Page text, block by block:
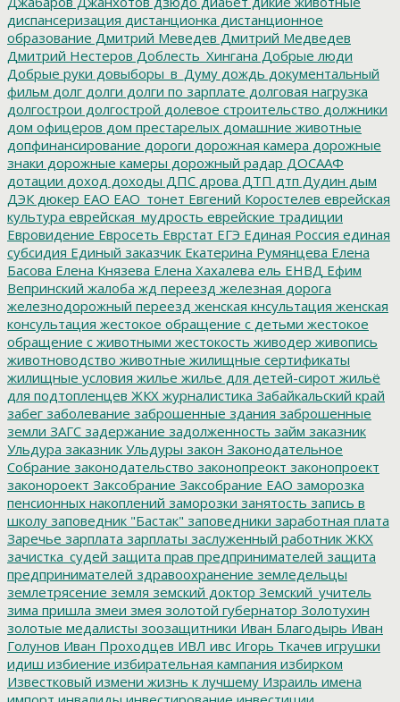
диспансеризация дистанционка дистанционное
образование Дмитрий Меведев Дмитрий Медведев
Дмитрий Нестеров Доблесть_Хингана Добрые люди
Добрые руки довыборы_в_Думу дождь документальный
фильм долг долги долги по зарплате долговая нагрузка
долгострои долгострой долевое строительство должники
дом офицеров дом престарелых домашние животные
допфинансирование дороги дорожная камера дорожные
знаки дорожные камеры дорожный радар ДОСААФ
дотации доход доходы ДПС дрова ДТП дтп Дудин дым
ДЭК дюкер ЕАО ЕАО_тонет Евгений Коростелев еврейская
культура еврейская_мудрость еврейские традиции
Евровидение Евросеть Еврстат ЕГЭ Единая Россия единая
субсидия Единый заказчик Екатерина Румянцева Елена
Басова Елена Князева Елена Хахалева ель ЕНВД Ефим
Вепринский жалоба жд переезд железная дорога
железнодорожный переезд женская кнсультация женская
консультация жестокое обращение с детьми жестокое
обращение с животными жестокость живодер живопись
животноводство животные жилищные сертификаты
жилищные условия жилье жилье для детей-сирот жильё
для подтопленцев ЖКХ журналистика Забайкальский край
забег заболевание заброшенные здания заброшенные
земли ЗАГС задержание задолженность займ заказник
Ульдура заказник Ульдуры закон Законодательное
Собрание законодательство законопреокт законопроект
законороект Заксобрание Заксобрание ЕАО заморозка
пенсионных накоплений заморозки занятость запись в
школу заповедник "Бастак" заповедники заработная плата
Заречье зарплата зарплаты заслуженный работник ЖКХ
зачистка_судей защита прав предпринимателей защита
предпринимателей здравоохранение земледельцы
землетрясение земля земский доктор Земский_учитель
зима пришла змеи змея золотой губернатор Золотухин
золотые медалисты зоозащитники Иван Благодырь Иван
Голунов Иван Проходцев ИВЛ ивс Игорь Ткачев игрушки
идиш избиение избирательная кампания избирком
Известковый измени жизнь к лучшему Израиль имена